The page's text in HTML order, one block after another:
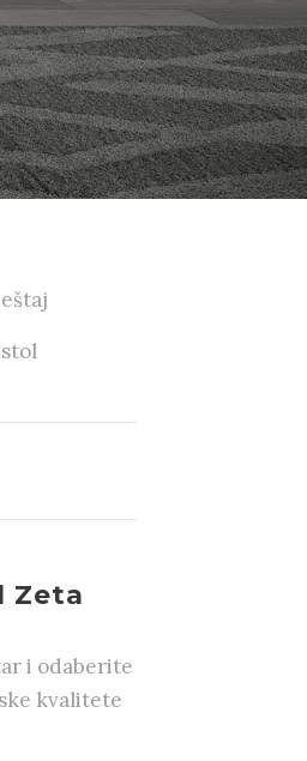
Zeta
i odaberite
kvalitete